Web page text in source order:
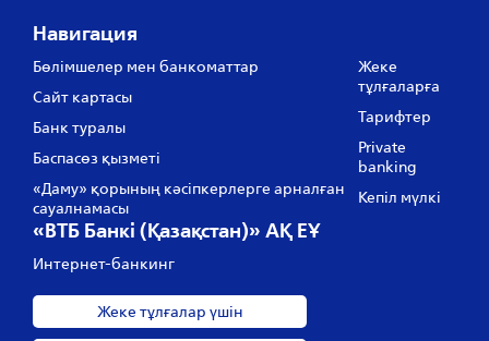
Навигация
Бөлімшелер мен банкоматтар
Сайт картасы
Банк туралы
Баспасөз қызметі
«Даму» қорының кәсіпкерлерге арналған
сауалнамасы
Жеке
тұлғаларға
Тарифтер
Private
banking
Кепіл мүлкі
«ВТБ Банкі (Қазақстан)» АҚ ЕҰ
Интернет-банкинг
Жеке тұлғалар үшін